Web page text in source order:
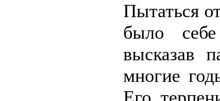
Пытаться
было
высказав
многие